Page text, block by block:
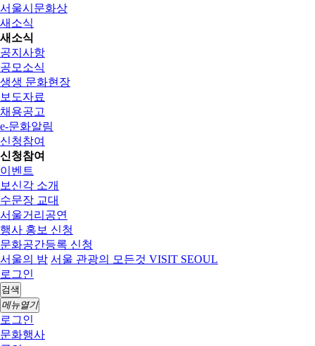
서울시문화상
새소식
새소식
공지사항
공모소식
생생 문화현장
보도자료
채용공고
e-문화알림
신청참여
신청참여
이벤트
보신각 소개
수문장 교대
서울거리공연
행사 홍보 신청
문화공간등록 신청
서울의 밤 서울 관광의 모든것 VISIT SEOUL
로그인
검색
메뉴열기
로그인
문화행사